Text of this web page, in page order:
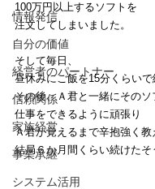
情報発信
自分の価値
経営者のパートナー
信頼関係
家族経営
事業承継
システム活用
100万円以上するソフトを
注文してしまいました。
そして毎日、
昼休みにご飯を15分くらいで
その後、Ａ君と一緒にそのソ
仕事をできるように頑張り
Ａ君が覚えるまで辛抱強く教
結局６か月間くらい続けたそ